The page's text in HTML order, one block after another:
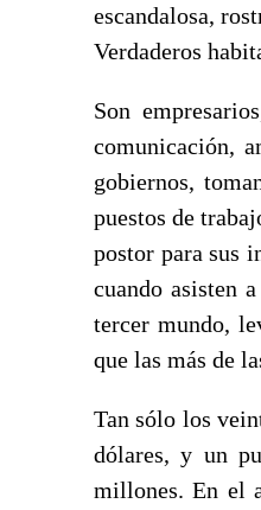
escandalosa,
Verdaderos
Son
comunicación,
gobiernos,
puestos de
postor para sus
cuando asisten
tercer mundo,
que las más de
Tan sólo los
dólares, y un
millones. En el